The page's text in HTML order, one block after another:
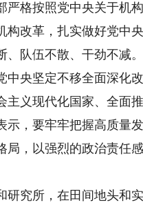
格按照党中央关于机
构改革，扎实做好党中
、队伍不散、干劲不减
中央坚定不移全面深化
义现代化国家、全面
示，要牢牢把握高质量
局，以强烈的政治责任
究所，在田间地头和